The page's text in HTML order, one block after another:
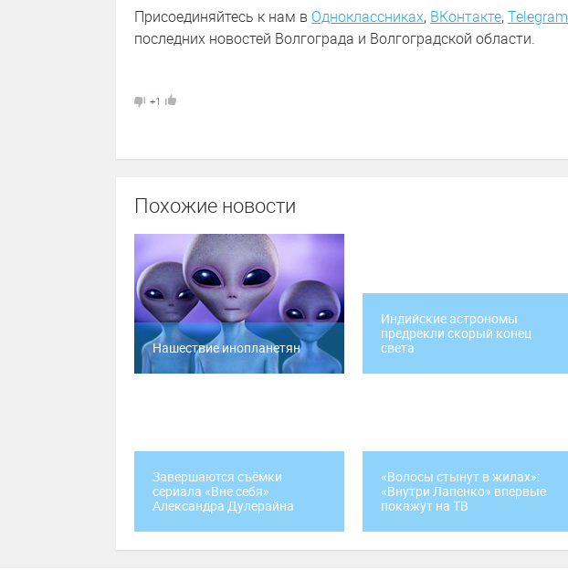
Присоединяйтесь к нам в Одноклассниках, ВКонтакте,Telegram
последних новостей Волгограда и Волгоградской области.
+1
Похожие новости
Нашествие инопланетян
Индийские астрономы
предрекли скорый конец
света
Завершаются съёмки
сериала «Вне себя»
Александра Дулерайна
«Волосы стынут в жилах»:
«Внутри Лапенко» впервые
покажут на ТВ